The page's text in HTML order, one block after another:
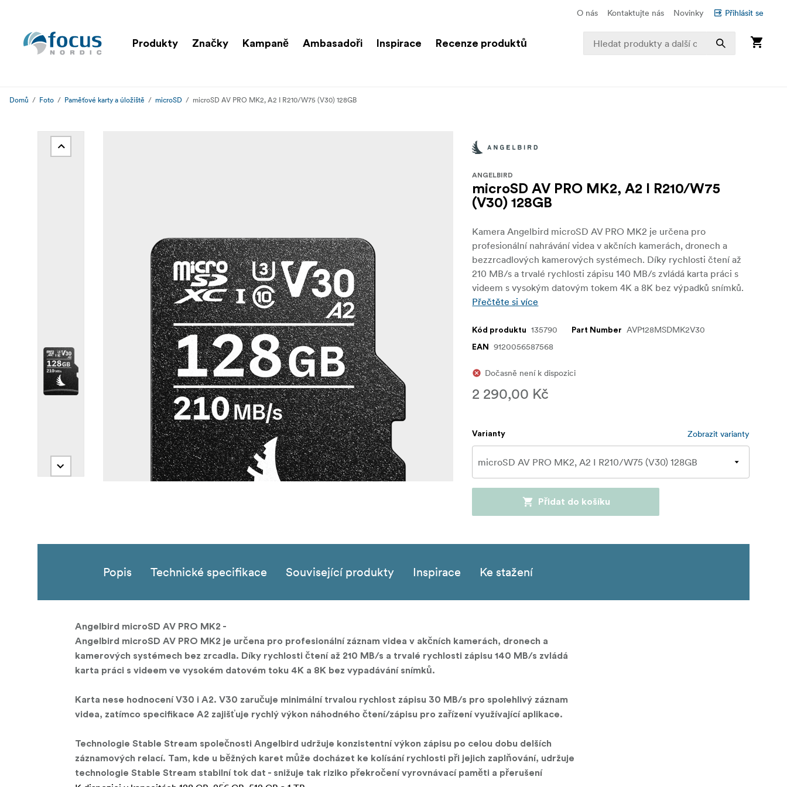
O nás Kontaktujte nás Novinky Přihlásit se
Produkty Značky Kampaně Ambasadoři Inspirace Recenze produktů
Domů Foto Paměťové karty a úložiště microSD microSD AV PRO MK2, A2 I R210/W75 (V30) 128GB
ANGELBIRD
microSD AV PRO MK2, A2 I R210/W75
(V30) 128GB
Kamera Angelbird microSD AV PRO MK2 je určena pro
profesionální nahrávání videa v akčních kamerách, dronech a
bezzrcadlových kamerových systémech. Díky rychlosti čtení až
210 MB/s a trvalé rychlosti zápisu 140 MB/s zvládá karta práci s
videem s vysokým datovým tokem 4K a 8K bez výpadků snímků.
Přečtěte si více
Kód produktu 135790 Part Number AVP128MSDMK2V30
EAN 9120056587568
Dočasně není k dispozici
2 290,00 Kč
Varianty Zobrazit varianty
Přidat do košíku
Popis Technické specifikace Související produkty Inspirace Ke stažení
Angelbird microSD AV PRO MK2 -
Angelbird microSD AV PRO MK2 je určena pro profesionální záznam videa v akčních kamerách, dronech a
kamerových systémech bez zrcadla. Díky rychlosti čtení až 210 MB/s a trvalé rychlosti zápisu 140 MB/s zvládá
karta práci s videem ve vysokém datovém toku 4K a 8K bez vypadávání snímků.
Karta nese hodnocení V30 i A2. V30 zaručuje minimální trvalou rychlost zápisu 30 MB/s pro spolehlivý záznam
videa, zatímco specifikace A2 zajišťuje rychlý výkon náhodného čtení/zápisu pro zařízení využívající aplikace.
Technologie Stable Stream společnosti Angelbird udržuje konzistentní výkon zápisu po celou dobu delších
záznamových relací. Tam, kde u běžných karet může docházet ke kolísání rychlosti při jejich zaplňování, udržuje
technologie Stable Stream stabilní tok dat - snižuje tak riziko překročení vyrovnávací paměti a přerušení